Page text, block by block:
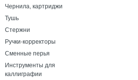
Чернила, картриджи
Тушь
Стержни
Ручки-корректоры
Сменные перья
Инструменты для
каллиграфии